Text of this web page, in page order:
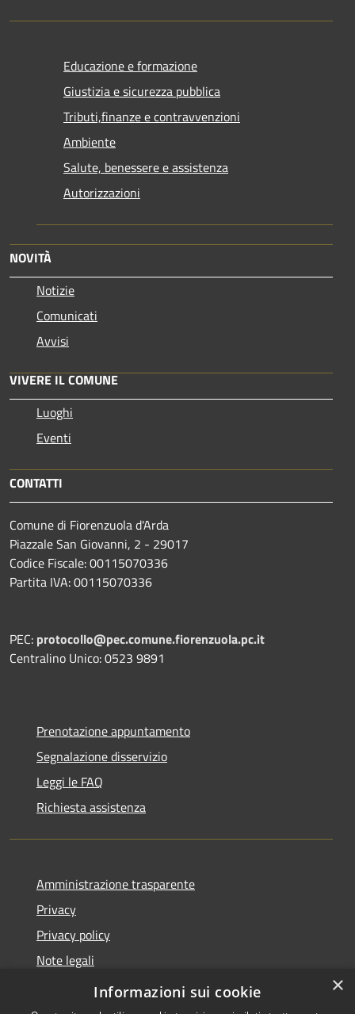
Educazione e formazione
Giustizia e sicurezza pubblica
Tributi,finanze e contravvenzioni
Ambiente
Salute, benessere e assistenza
Autorizzazioni
NOVITÀ
Notizie
Comunicati
Avvisi
VIVERE IL COMUNE
Luoghi
Eventi
CONTATTI
Comune di Fiorenzuola d'Arda
Piazzale San Giovanni, 2 - 29017
Codice Fiscale: 00115070336
Partita IVA: 00115070336
PEC: protocollo@pec.comune.fiorenzuola.pc.it
Centralino Unico: 0523 9891
Prenotazione appuntamento
Segnalazione disservizio
Leggi le FAQ
Richiesta assistenza
Amministrazione trasparente
Privacy
Privacy policy
Note legali
Dichiarazione di accessibilità
×
Informazioni sui cookie